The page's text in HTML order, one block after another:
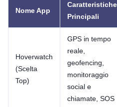
Nome App
Caratteristiche
Principali
Hoverwatch
(Scelta
Top)
GPS in tempo
reale,
geofencing,
monitoraggio
social e
chiamate, SOS